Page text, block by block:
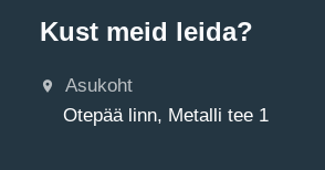
Kust meid leida?
Asukoht
Otepää linn, Metalli tee 1